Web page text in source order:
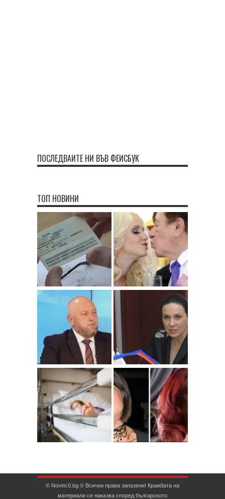
ПОСЛЕДВАЙТЕ НИ ВЪВ ФЕЙСБУК
ТОП НОВИНИ
© Novini.0.bg © Всички права запазени! Кражбата на
материали се наказва според българското